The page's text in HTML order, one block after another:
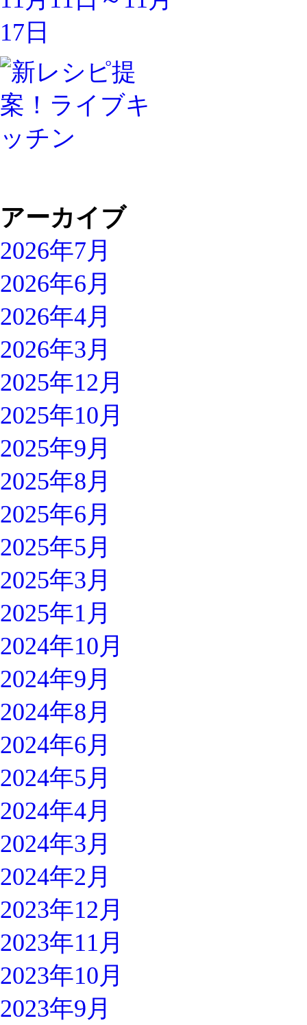
アーカイブ
2026年7月
2026年6月
2026年4月
2026年3月
2025年12月
2025年10月
2025年9月
2025年8月
2025年6月
2025年5月
2025年3月
2025年1月
2024年10月
2024年9月
2024年8月
2024年6月
2024年5月
2024年4月
2024年3月
2024年2月
2023年12月
2023年11月
2023年10月
2023年9月